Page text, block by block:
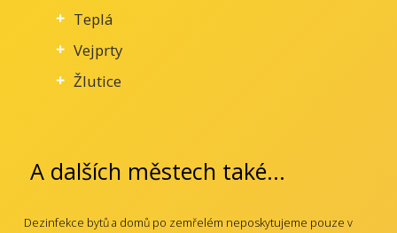
Teplá
Vejprty
Žlutice
A dalších městech také...
Dezinfekce bytů a domů po zemřelém neposkytujeme pouze v